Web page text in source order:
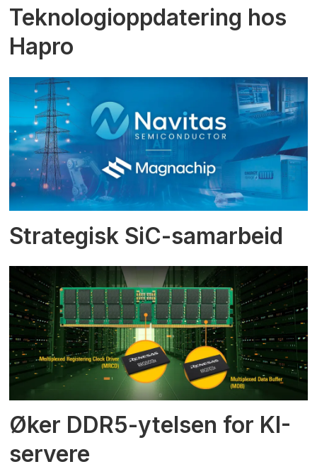
Teknologioppdatering hos
Hapro
Strategisk SiC-samarbeid
Øker DDR5-ytelsen for KI-
servere